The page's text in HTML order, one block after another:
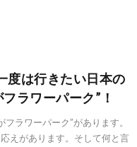
度は行きたい日本の
ラワーパーク”！
ラワーパーク”があります。
えがあります。そして何と言